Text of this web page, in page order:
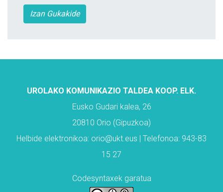
Izan Gukakide
UROLAKO KOMUNIKAZIO TALDEA KOOP. ELK.
Eusko Gudari kalea, 26
20810 Orio (Gipuzkoa)
Helbide elektronikoa: orio@ukt.eus | Telefonoa: 943-83
15 27
Codesyntaxek garatua